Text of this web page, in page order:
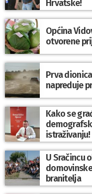
Hrvatske!
Općina
otvorene
Prva
napreduje
Kako se
istraživanju!
U Sračincu
branitelja